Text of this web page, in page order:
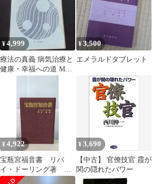
¥4,999
療法の真義 病気治療と
健康・幸福への道 M・
¥3,500
エメラルドタブレット
¥ 4,922
宝瓶宮福音書 リバ
イ・ドーリング著 霞
が関書房【カバーな
¥3,690
【中古】 官僚技官 霞が
関の隠れたパワー